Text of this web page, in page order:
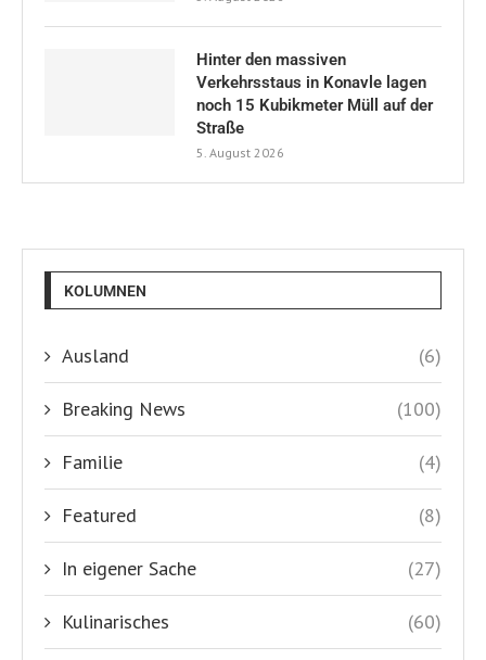
Hinter den massiven
Verkehrsstaus in Konavle lagen
noch 15 Kubikmeter Müll auf der
Straße
5. August 2026
KOLUMNEN
Ausland (6)
Breaking News (100)
Familie (4)
Featured (8)
In eigener Sache (27)
Kulinarisches (60)